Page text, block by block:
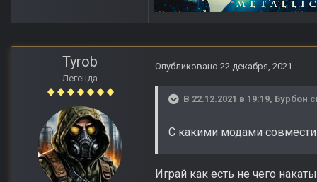
Tyrob
Легенда
Опубликовано 22 декабря, 2021
В 22.12.2021 в 19:19, Бурбон
С какими модами
Играй как есть не чего